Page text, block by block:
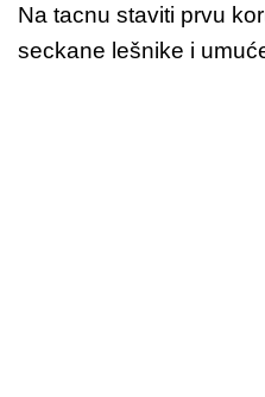
Na tacnu staviti prvu
seckane lešnike i